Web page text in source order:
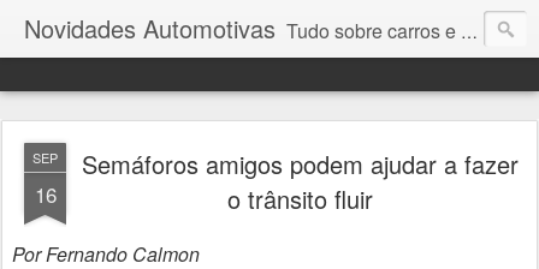
Novidades Automotivas Tudo sobre carros e motores
SEP
16
Semáforos amigos podem ajudar a fazer
o trânsito fluir
Por Fernando Calmon